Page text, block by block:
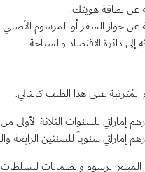
بطاقة هويتك.
جواز السفر أو المرسوم
إلى دائرة الاقتصاد والسياحة.
المُترتبة على هذا الطلب كالتالي:
الرسوم والضمانات للسلطات